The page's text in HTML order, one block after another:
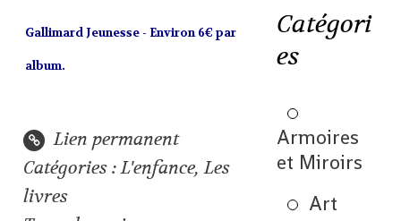
Gallimard Jeunesse - Environ 6€ par
album.
Lien permanent
Catégories :L'enfance,Les
livres
Catégori
es
Armoires
et Miroirs
Art